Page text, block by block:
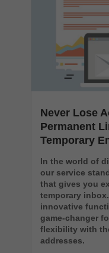
Never Lose
Permanent
Temporary
In the world of
our service
that gives you
temporary
innovative
game-changer
flexibility with
addresses.